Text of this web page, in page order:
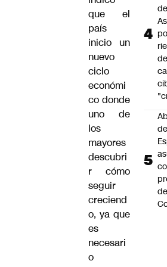
que el
país
inicio un
nuevo
ciclo
económi
co donde
uno de
los
mayores
descubri
r cómo
seguir
creciend
o, ya que
es
necesari
o
de
de